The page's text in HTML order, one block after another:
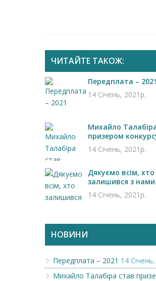
ЧИТАЙТЕ ТАКОЖ:
Передплата –
14 Січень, 2021р.
Михайло
призером
14 Січень, 2021р.
Дякуємо всім, хто
залишився з
14 Січень, 2021р.
НОВИНИ
Передплата – 2021 14
Михайло Талабіра став